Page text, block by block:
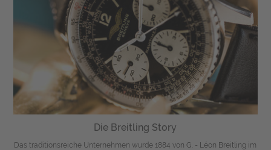
Die Breitling Story
Das traditionsreiche Unternehmen wurde 1884 von G. - Léon Breitling im